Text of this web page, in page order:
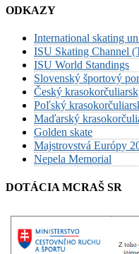
ODKAZY
International skating
ISU Skating Channel
ISU World Standings
Slovenský športový
Český
Poľský
Maďarský
Golden skate
Majstrovstvá Európy
Nepela Memorial
DOTÁCIA MCRAŠ SR